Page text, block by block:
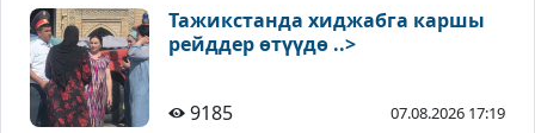
Тажикстанда хиджабга каршы
рейддер өтүүдө ..>
9185 07.08.2026 17:19